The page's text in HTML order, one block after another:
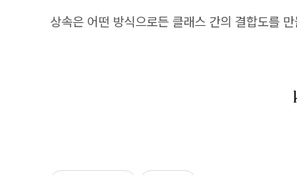
상속은 어떤 방식으로든 클래스 간의 결합도를